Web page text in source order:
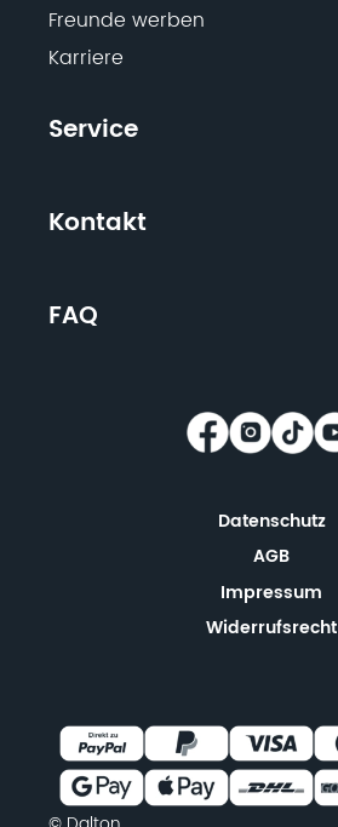
Freunde werben
Karriere
Service
Kontakt
FAQ
Datenschutz
AGB
Impressum
Widerrufsrecht